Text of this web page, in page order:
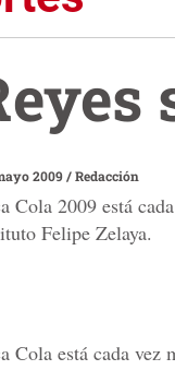
2009/Redacción
Cola 2009 está
Felipe Zelaya.
Cola está cada vez